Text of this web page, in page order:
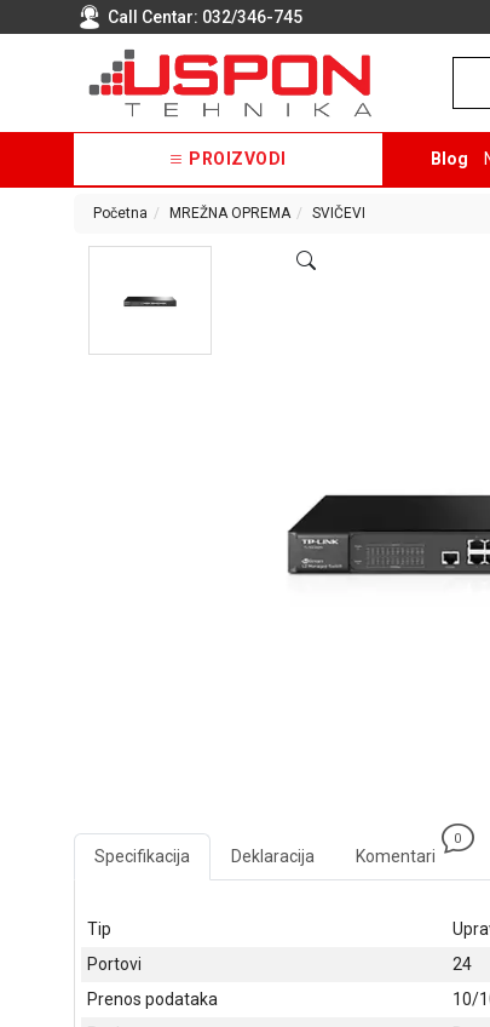
Call Centar: 032/346-745
PROIZVODI Blog
Početna MREŽNA OPREMA SVIČEVI
Specifikacija Deklaracija Komentari
0
Tip
Portovi
24
Prenos podataka
10/